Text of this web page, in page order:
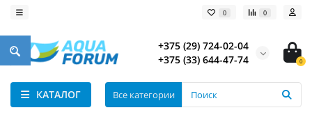
0 0
+375 (29) 724-02-04
+375 (33) 644-47-74
0
КАТАЛОГ Все категории